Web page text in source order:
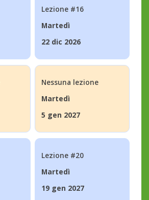
Lezione #16
Martedì
22 dic 2026
Nessuna lezione
Martedì
5 gen 2027
Lezione #20
Martedì
19 gen 2027